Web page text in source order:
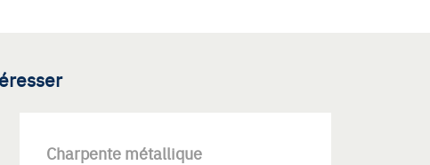
Charpente métallique